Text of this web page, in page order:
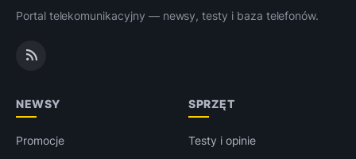
Portal telekomunikacyjny — newsy, testy i baza telefonów.
NEWSY
Promocje
SPRZĘT
Testy i opinie